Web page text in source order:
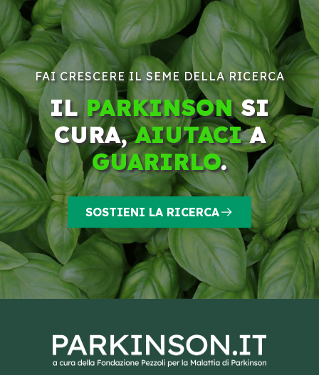
FAI CRESCERE IL SEME DELLA RICERCA
ILPARKINSONSI
CURA,AIUTACIA
GUARIRLO.
SOSTIENI LA RICERCA